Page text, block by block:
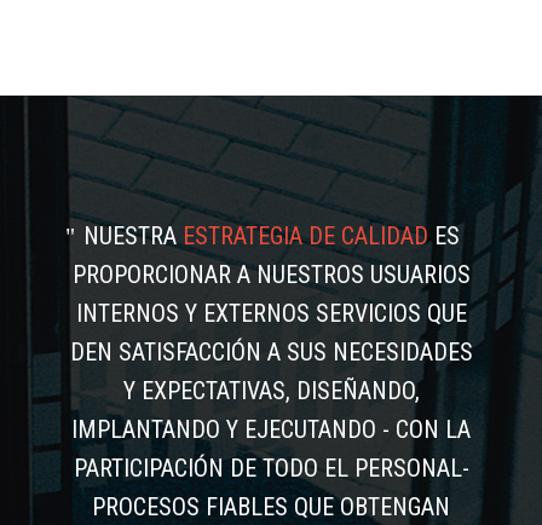
NUESTRAESTRATEGIA DE CALIDADES
PROPORCIONAR A NUESTROS USUARIOS
INTERNOS Y EXTERNOS SERVICIOS QUE
DEN SATISFACCIÓN A SUS NECESIDADES
Y EXPECTATIVAS, DISEÑANDO,
IMPLANTANDO Y EJECUTANDO - CON LA
PARTICIPACIÓN DE TODO EL PERSONAL-
PROCESOS FIABLES QUE OBTENGAN